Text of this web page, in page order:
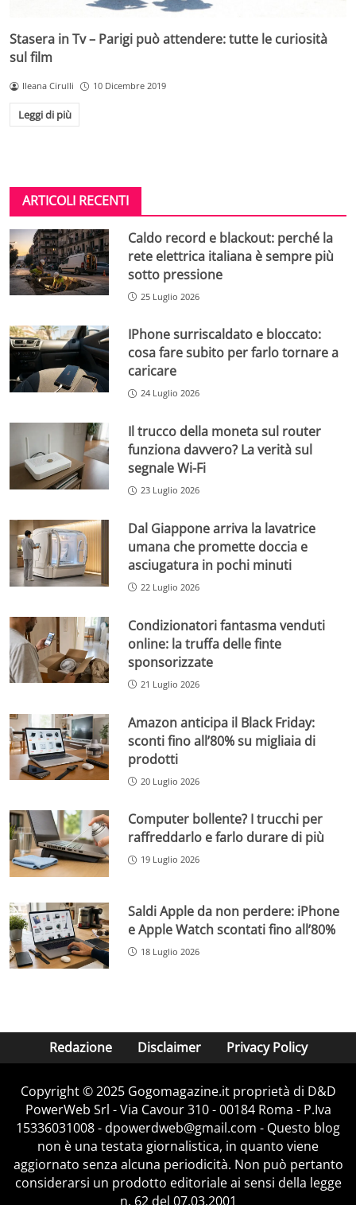
Stasera in Tv – Parigi può attendere: tutte le curiosità
sul film
Ileana Cirulli 10 Dicembre 2019
Leggi di più
ARTICOLI RECENTI
Caldo record e blackout: perché la
rete elettrica italiana è sempre più
sotto pressione
25 Luglio 2026
IPhone surriscaldato e bloccato:
cosa fare subito per farlo tornare a
caricare
24 Luglio 2026
Il trucco della moneta sul router
funziona davvero? La verità sul
segnale Wi-Fi
23 Luglio 2026
Dal Giappone arriva la lavatrice
umana che promette doccia e
asciugatura in pochi minuti
22 Luglio 2026
Condizionatori fantasma venduti
online: la truffa delle finte
sponsorizzate
21 Luglio 2026
Amazon anticipa il Black Friday:
sconti fino all’80% su migliaia di
prodotti
20 Luglio 2026
Computer bollente? I trucchi per
raffreddarlo e farlo durare di più
19 Luglio 2026
Saldi Apple da non perdere: iPhone
e Apple Watch scontati fino all’80%
18 Luglio 2026
Redazione Disclaimer Privacy Policy
Copyright © 2025 Gogomagazine.it proprietà di D&D
PowerWeb Srl - Via Cavour 310 - 00184 Roma - P.Iva
15336031008 - dpowerdweb@gmail.com - Questo blog
non è una testata giornalistica, in quanto viene
aggiornato senza alcuna periodicità. Non può pertanto
considerarsi un prodotto editoriale ai sensi della legge
n. 62 del 07.03.2001